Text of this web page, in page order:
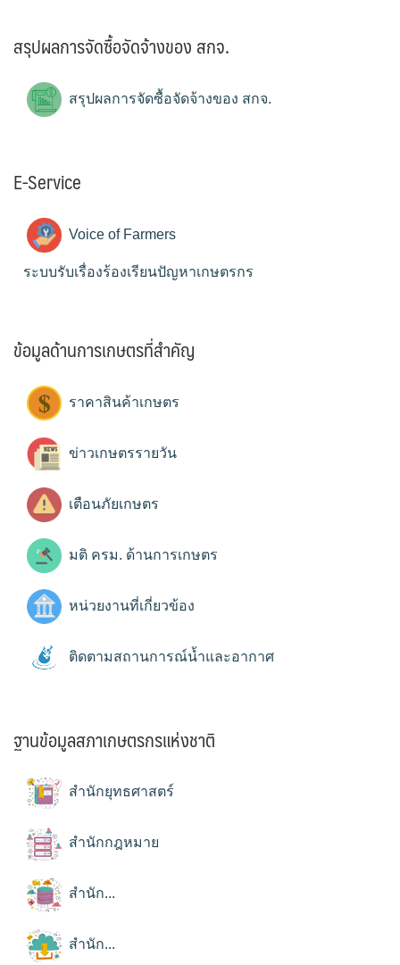
สรุปผลการจัดซื้อจัดจ้างของ สกจ.
สรุปผลการจัดซื้อจัดจ้างของ สกจ.
E-Service
Voice of Farmers
ระบบรับเรื่องร้องเรียนปัญหาเกษตรกร
ข้อมูลด้านการเกษตรที่สำคัญ
ราคาสินค้าเกษตร
ข่าวเกษตรรายวัน
เตือนภัยเกษตร
มติ ครม. ด้านการเกษตร
หน่วยงานที่เกี่ยวข้อง
ติดตามสถานการณ์น้ำและอากาศ
ฐานข้อมูลสภาเกษตรกรแห่งชาติ
สำนักยุทธศาสตร์
สำนักกฎหมาย
สำนัก...
สำนัก...